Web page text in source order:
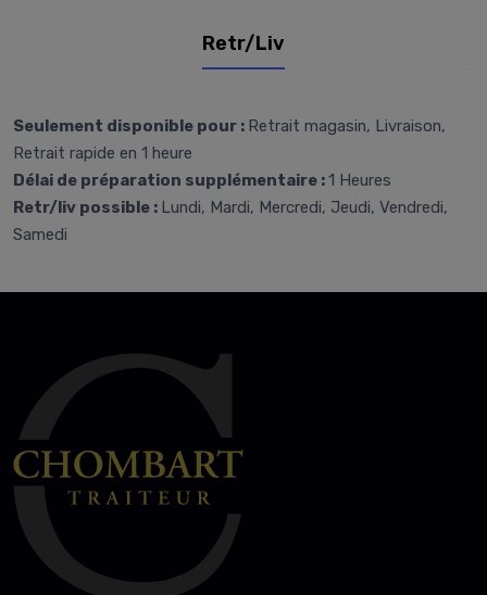
Retr/Liv
Seulement disponible pour : Retrait magasin, Livraison,
Retrait rapide en 1 heure
Délai de préparation supplémentaire :1 Heures
Retr/liv possible : Lundi, Mardi, Mercredi, Jeudi, Vendredi,
Samedi